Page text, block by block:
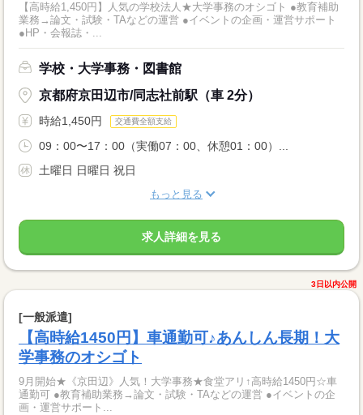
【高時給1,450円】人気の学校法人★大学事務のオシゴト ●教育補助
業務→論文・試験・TAなどの運営 ●イベントの企画・運営サポート
●HP・会報誌・...
学校・大学事務・図書館
京都府京田辺市/同志社前駅（車 2分）
時給1,450円 交通費全額支給
09：00〜17：00（実働07：00、休憩01：00）...
土曜日 日曜日 祝日
もっと見る
求人詳細を見る
3日以内公開
[一般派遣]
【高時給1450円】車通勤可♪あんしん長期！大
学事務のオシゴト
9月開始★《京田辺》人気！大学事務★食堂アリ↑高時給1450円☆車
通勤可 ●教育補助業務→論文・試験・TAなどの運営 ●イベントの企
画・運営サポート...